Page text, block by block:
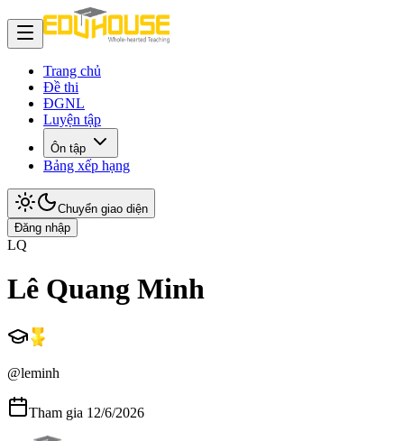
Trang chủ
Đề thi
ĐGNL
Luyện tập
Ôn tập
Bảng xếp hạng
Chuyển giao diện
Đăng nhập
LQ
Lê Quang Minh
@leminh
Tham gia 12/6/2026